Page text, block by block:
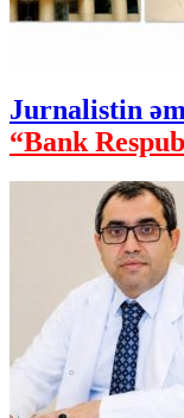
Jurnalistin
“Bank